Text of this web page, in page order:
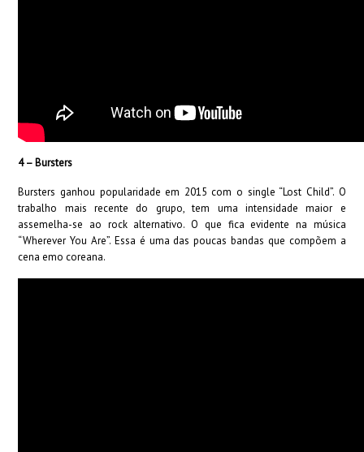
4 – Bursters
Bursters ganhou popularidade em 2015 com o single “Lost Child”. O
trabalho mais recente do grupo, tem uma intensidade maior e
assemelha-se ao rock alternativo. O que fica evidente na música
“Wherever You Are”. Essa é uma das poucas bandas que compõem a
cena emo coreana.